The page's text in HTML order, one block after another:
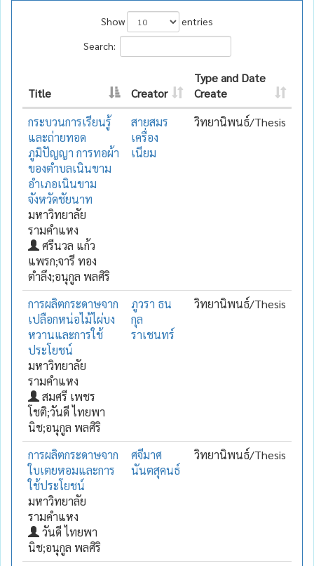
Show
entries
Search:
Title Creator
Type and Date
Create
กระบวนการเรียนรู้
และถ่ายทอด
ภูมิปัญญา การทอผ้า
ของตำบลเนินขาม
อำเภอเนินขาม
จังหวัดชัยนาท
มหาวิทยาลัย
รามคำแหง
ศรีนวล แก้ว
แพรก;จารี ทอง
ตำลึง;อนุกูล พลศิริ
สายสมร
เครื่อง
เนียม
วิทยานิพนธ์/Thesis
การผลิตกระดาษจาก
เปลือกหน่อไม้ไผ่บง
หวานและการใช้
ประโยชน์
มหาวิทยาลัย
รามคำแหง
สมศรี เพชร
โชติ;วันดี ไทยพา
นิช;อนุกูล พลศิริ
ภูวรา ธน
กุล
ราเชนทร์
วิทยานิพนธ์/Thesis
การผลิตกระดาษจาก
ใบเตยหอมและการ
ใช้ประโยชน์
มหาวิทยาลัย
รามคำแหง
วันดี ไทยพา
นิช;อนุกูล พลศิริ
ศจีมาศ
นันตสุคนธ์
วิทยานิพนธ์/Thesis